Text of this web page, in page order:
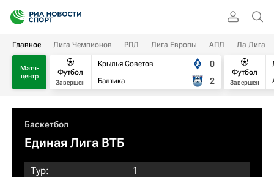
Главное Лига Чемпионов РПЛ Лига Европы АПЛ Ла Лига
Матч-
центр
Футбол
Завершен
Крылья Советов
Балтика
0
2
Футбол
Завершен
Баскетбол
Единая Лига ВТБ
Тур:
1